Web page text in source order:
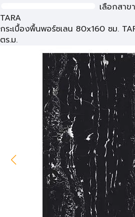
เลือกสาขา
TARA
กระเบื้องพื้นพอร์ซเลน 80x160 ซม.
ตร.ม.